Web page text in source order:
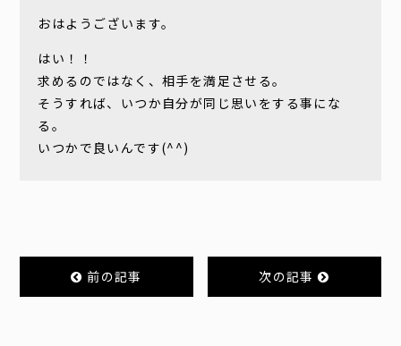
おはようございます。
はい！！
求めるのではなく、相手を満足させる。
そうすれば、いつか自分が同じ思いをする事にな
る。
いつかで良いんです(^^)
前の記事 次の記事